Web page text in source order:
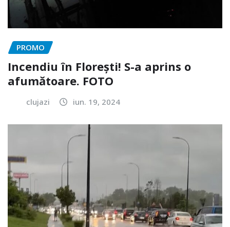
PROMO
Incendiu în Florești! S-a aprins o
afumătoare. FOTO
clujazi iun. 19, 2024